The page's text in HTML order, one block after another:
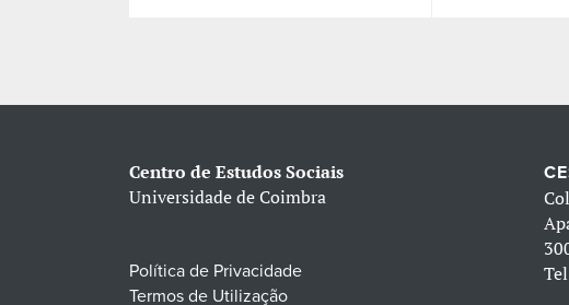
Centro de Estudos Sociais
Universidade de Coimbra
Política de Privacidade
Termos de Utilização